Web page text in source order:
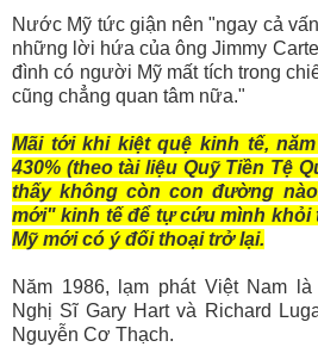
Nước Mỹ tức giận nên "ngay cả
những lời hứa của ông Jimmy
đình có người Mỹ mất tích trong
cũng chẳng quan tâm nữa."
Mãi tới khi kiệt quệ kinh tế,
430% (theo tài liệu Quỹ Tiền Tệ
thấy không còn con đường
mới" kinh tế để tự cứu mình khỏi
Mỹ mới có ý đối thoại trở lại.
Năm 1986, lạm phát Việt Nam
Nghị Sĩ Gary Hart và Richard
Nguyễn Cơ Thạch.